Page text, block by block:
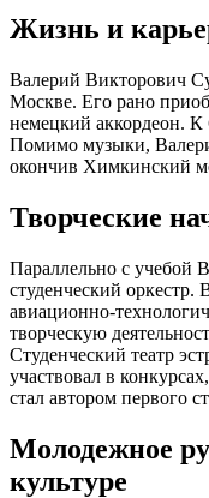
Жизнь и
Валерий Викторович
Москве. Его рано
немецкий аккордеон. К
Помимо музыки,
окончив Химкинский
Творческие
Параллельно с учебой
студенческий
авиационно-
творческую
Студенческий театр
участвовал в
стал автором первого
Молодежное
культуре